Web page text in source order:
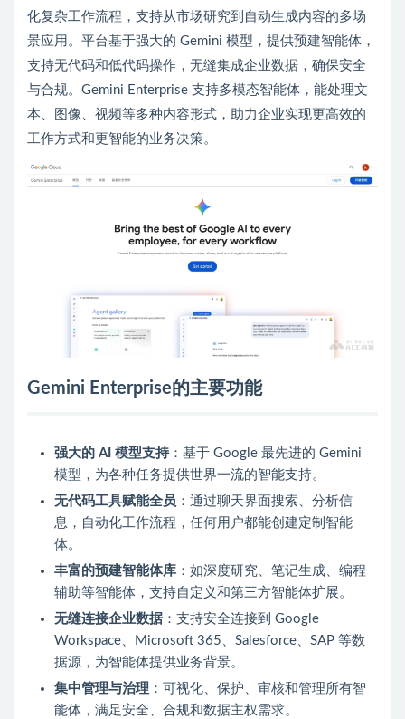
化复杂工作流程，支持从市场研究到自动生成内容的多场
景应用。平台基于强大的 Gemini 模型，提供预建智能体，
支持无代码和低代码操作，无缝集成企业数据，确保安全
与合规。Gemini Enterprise 支持多模态智能体，能处理文
本、图像、视频等多种内容形式，助力企业实现更高效的
工作方式和更智能的业务决策。
Gemini Enterprise的主要功能
强大的 AI 模型支持：基于 Google 最先进的 Gemini
模型，为各种任务提供世界一流的智能支持。
无代码工具赋能全员 ：通过聊天界面搜索、分析信
息，自动化工作流程，任何用户都能创建定制智能
体。
丰富的预建智能体库 ：如深度研究、笔记生成、编程
辅助等智能体，支持自定义和第三方智能体扩展。
无缝连接企业数据 ：支持安全连接到 Google
Workspace、Microsoft 365、Salesforce、SAP 等数
据源，为智能体提供业务背景。
集中管理与治理 ：可视化、保护、审核和管理所有智
能体，满足安全、合规和数据主权需求。